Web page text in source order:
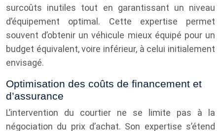
surcoûts inutiles tout en garantissant un niveau
d’équipement optimal. Cette expertise permet
souvent d’obtenir un véhicule mieux équipé pour un
budget équivalent, voire inférieur, à celui initialement
envisagé.
Optimisation des coûts de financement et
d’assurance
L’intervention du courtier ne se limite pas à la
négociation du prix d’achat. Son expertise s’étend